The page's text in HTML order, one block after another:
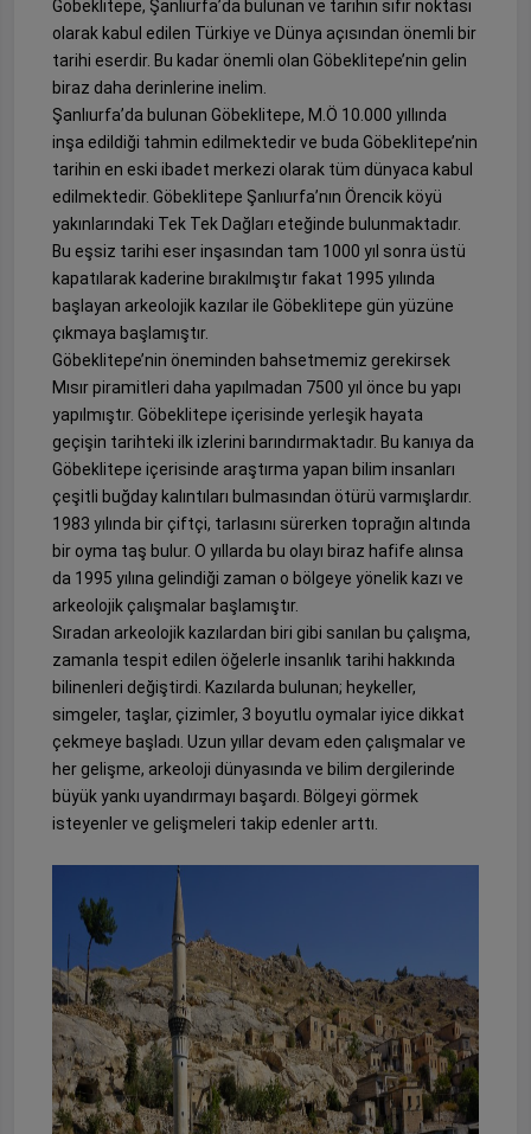
Göbeklitepe, Şanlıurfa’da bulunan ve tarihin sıfır noktası
olarak kabul edilen Türkiye ve Dünya açısından önemli bir
tarihi eserdir. Bu kadar önemli olan Göbeklitepe’nin gelin
biraz daha derinlerine inelim.
Şanlıurfa’da bulunan Göbeklitepe, M.Ö 10.000 yıllında
inşa edildiği tahmin edilmektedir ve buda Göbeklitepe’nin
tarihin en eski ibadet merkezi olarak tüm dünyaca kabul
edilmektedir. Göbeklitepe Şanlıurfa’nın Örencik köyü
yakınlarındaki Tek Tek Dağları eteğinde bulunmaktadır.
Bu eşsiz tarihi eser inşasından tam 1000 yıl sonra üstü
kapatılarak kaderine bırakılmıştır fakat 1995 yılında
başlayan arkeolojik kazılar ile Göbeklitepe gün yüzüne
çıkmaya başlamıştır.
Göbeklitepe’nin öneminden bahsetmemiz gerekirsek
Mısır piramitleri daha yapılmadan 7500 yıl önce bu yapı
yapılmıştır. Göbeklitepe içerisinde yerleşik hayata
geçişin tarihteki ilk izlerini barındırmaktadır. Bu kanıya da
Göbeklitepe içerisinde araştırma yapan bilim insanları
çeşitli buğday kalıntıları bulmasından ötürü varmışlardır.
1983 yılında bir çiftçi, tarlasını sürerken toprağın altında
bir oyma taş bulur. O yıllarda bu olayı biraz hafife alınsa
da 1995 yılına gelindiği zaman o bölgeye yönelik kazı ve
arkeolojik çalışmalar başlamıştır.
Sıradan arkeolojik kazılardan biri gibi sanılan bu çalışma,
zamanla tespit edilen öğelerle insanlık tarihi hakkında
bilinenleri değiştirdi. Kazılarda bulunan; heykeller,
simgeler, taşlar, çizimler, 3 boyutlu oymalar iyice dikkat
çekmeye başladı. Uzun yıllar devam eden çalışmalar ve
her gelişme, arkeoloji dünyasında ve bilim dergilerinde
büyük yankı uyandırmayı başardı. Bölgeyi görmek
isteyenler ve gelişmeleri takip edenler arttı.